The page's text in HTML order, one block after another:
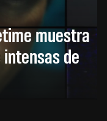
muestra
de